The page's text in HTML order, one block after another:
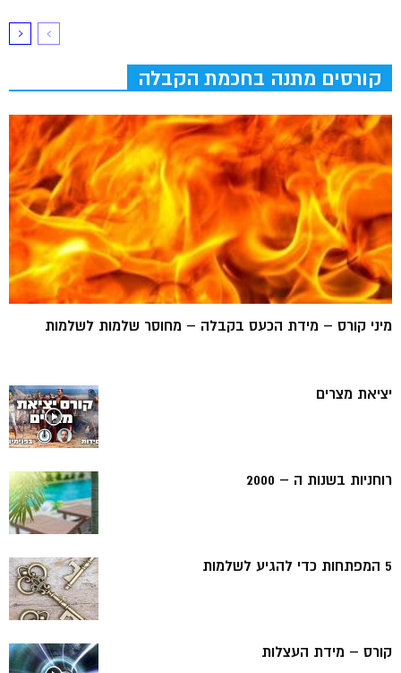
קורסים מתנה בחכמת הקבלה
מיני קורס – מידת הכעס בקבלה – מחוסר שלמות לשלמות
יציאת מצרים
רוחניות בשנות ה – 2000
5 המפתחות כדי להגיע לשלמות
קורס – מידת העצלות